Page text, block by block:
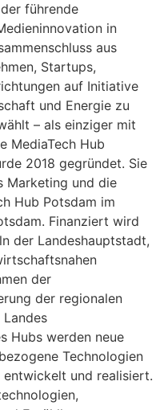
führende
in
aus
Startups,
auf Initiative
und Energie zu
– als einziger mit
MediaTech Hub
2018 gegründet. Sie
Marketing und die
Hub Potsdam im
Finanziert wird
der Landeshauptstadt,
der
der regionalen
Hubs werden neue
Technologien
und realisiert.